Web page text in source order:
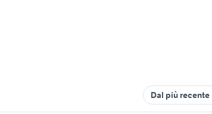
Dal più recente